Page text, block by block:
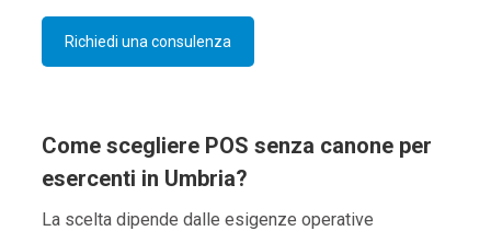
Richiedi una consulenza
Come scegliere POS senza canone per
esercenti in Umbria?
La scelta dipende dalle esigenze operative